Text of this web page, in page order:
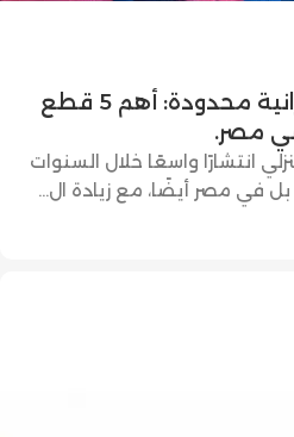
تجهيز جيم منزلي بميزانية محدودة: أهم 5 قطع
مصر.
انتشارًا واسعًا خلال السنوات
بل في مصر أيضًا، مع زيادة ال...